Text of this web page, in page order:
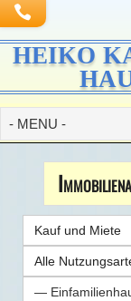
HEIKO
Kauf und Miete
Alle
—